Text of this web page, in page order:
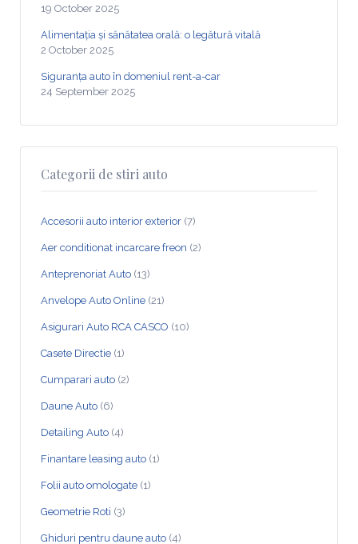
19 October 2025
Alimentația și sănătatea orală: o legătură vitală
2 October 2025
Siguranța auto în domeniul rent-a-car
24 September 2025
Categorii de stiri auto
Accesorii auto interior exterior (7)
Aer conditionat incarcare freon (2)
Anteprenoriat Auto (13)
Anvelope Auto Online (21)
Asigurari Auto RCA CASCO (10)
Casete Directie (1)
Cumparari auto (2)
Daune Auto (6)
Detailing Auto (4)
Finantare leasing auto (1)
Folii auto omologate (1)
Geometrie Roti (3)
Ghiduri pentru daune auto (4)